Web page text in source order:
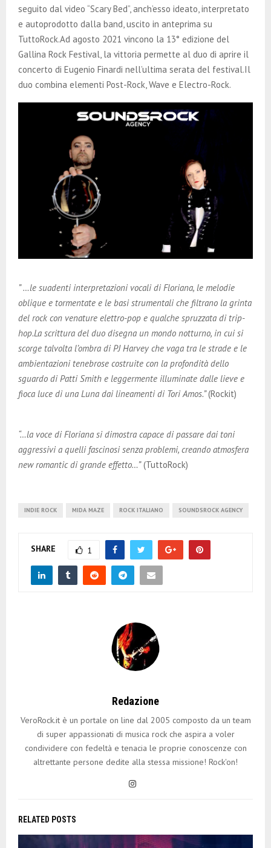
seguito dal video “Scary Bed”, anch’esso ideato, interpretato
e autoprodotto dalla band, uscito in anteprima su
TuttoRock.Ad agosto 2021 vincono la 13° edizione del
Gallina Rock Festival, la vittoria permette al duo di aprire il
concerto di Eugenio Finardi nell’ultima serata del festival.Il
duo combina elementi Post-Rock, Wave e Electro-Rock.
” …le suadenti interpretazioni vocali di Floriana, le melodie
oblique e tormentate e le basi strumentali che filtrano la grinta
del rock con venature elettro-pop e qualche spruzzata di trip-
hop.La scrittura del duo disegna un mondo notturno, in cui si
scorge talvolta l’ombra di PJ Harvey che vaga tra le strade e le
ambientazioni tenebrose costruite con la profondità dello
sguardo di Patti Smith e leggermente illuminate dalle lieve e
fioca luce di una Luna dai lineamenti di Tori Amos.”(Rockit)
“…la voce di Floriana si dimostra capace di passare dai toni
aggressivi a quelli fascinosi senza problemi, creando atmosfera
new romantic di grande effetto…”(TuttoRock)
INDIE ROCK MIDA MAZE ROCK ITALIANO SOUNDSROCK AGENCY
SHARE 1
Redazione
VeroRock.it è un portale on line dal 2005 composto da un team
di super appassionati di musica rock che aspira a voler
condividere con fedeltà e tenacia le proprie conoscenze con
altrettante persone dedite alla stessa missione! Rock'on!
RELATED POSTS